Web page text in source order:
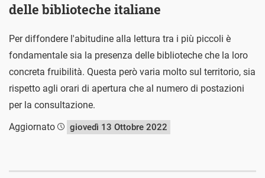
delle biblioteche italiane
Per diffondere l'abitudine alla lettura tra i più piccoli è
fondamentale sia la presenza delle biblioteche che la loro
concreta fruibilità. Questa però varia molto sul territorio, sia
rispetto agli orari di apertura che al numero di postazioni
per la consultazione.
Aggiornato
giovedì 13 Ottobre 2022